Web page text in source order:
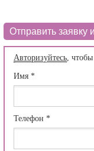
Отправить заявку
Авторизуйтесь,
Имя *
Телефон *